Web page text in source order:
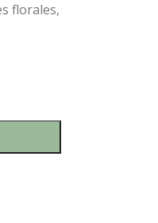
florales,